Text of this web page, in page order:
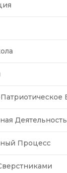
Деятельность
Процесс